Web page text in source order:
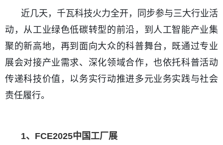
近几天，千瓦科技火力全开，同步参与三大行业活
动，从工业绿色低碳转型的前沿，到人工智能产业集
聚的新高地，再到面向大众的科普舞台，既通过专业
展会对接产业需求、深化领域合作，也依托科普活动
传递科技价值，以务实行动推进多元业务实践与社会
责任履行。
1、 FCE2025中国 工厂展